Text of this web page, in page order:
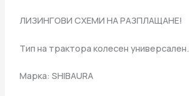
ЛИЗИНГОВИ СХЕМИ НА РАЗПЛАЩАНЕ!
Тип на трактора колесен универсален.
Марка: SHIBAURA